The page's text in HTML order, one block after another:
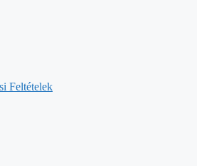
Feltételek